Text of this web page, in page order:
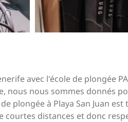
avec l'école de plongée
nous nous sommes donnés
plongée à Playa San Juan
courtes distances et donc